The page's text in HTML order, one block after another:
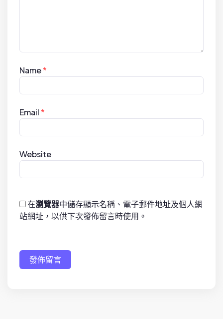
Name*
Email*
Website
在瀏覽器中儲存顯示名稱、電子郵件地址及個人網
站網址，以供下次發佈留言時使用。
發佈留言